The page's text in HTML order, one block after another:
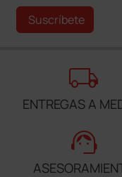
Suscríbete
local_shipping
ENTREGAS A
support_agent